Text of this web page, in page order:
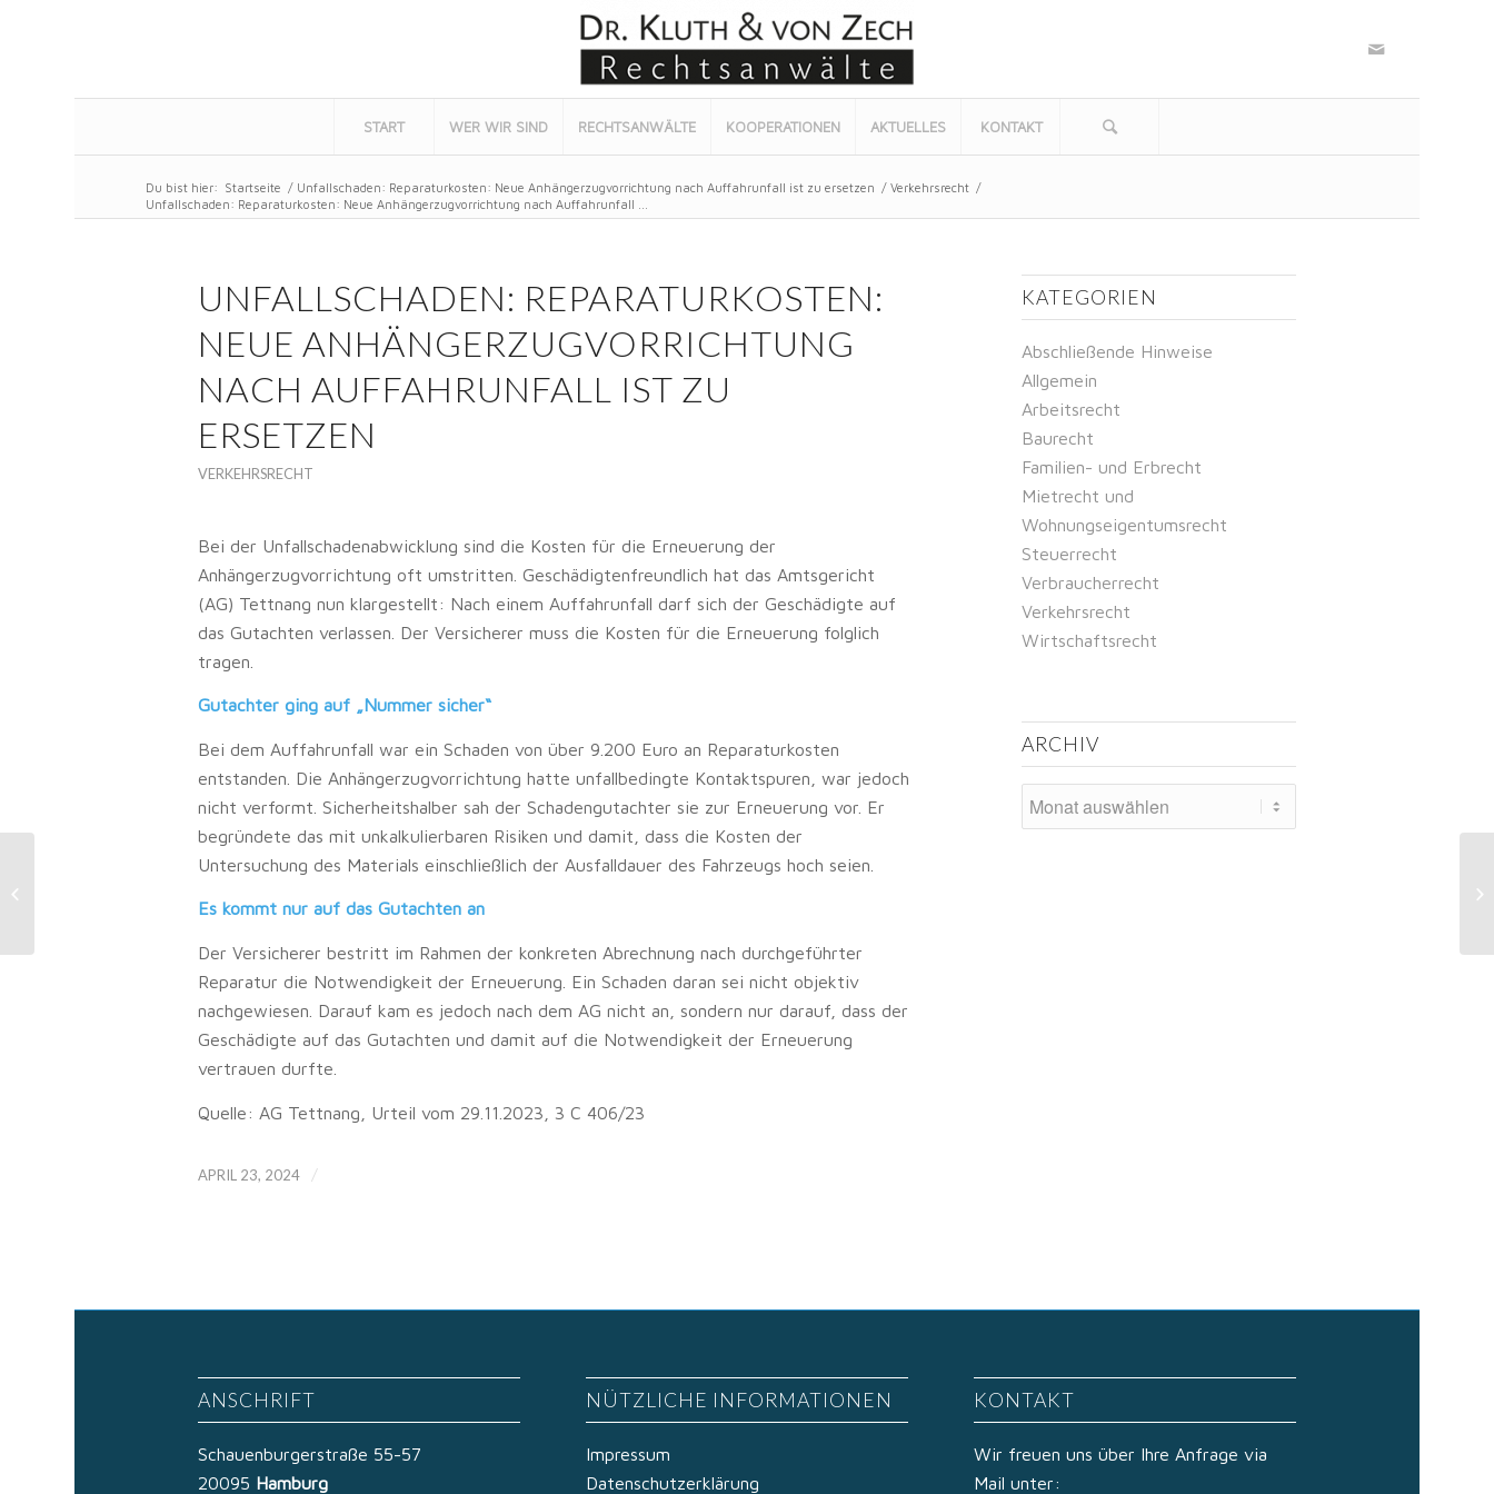
START WER WIR SIND RECHTSANWÄLTE KOOPERATIONEN AKTUELLES KONTAKT
Du bist hier: Startseite / Unfallschaden: Reparaturkosten: Neue Anhängerzugvorrichtung nach Auffahrunfall ist zu ersetzen / Verkehrsrecht /
Unfallschaden: Reparaturkosten: Neue Anhängerzugvorrichtung nach Auffahrunfall ...
UNFALLSCHADEN: REPARATURKOSTEN:
NEUE ANHÄNGERZUGVORRICHTUNG
NACH AUFFAHRUNFALL IST ZU
ERSETZEN
VERKEHRSRECHT
Bei der Unfallschadenabwicklung sind die Kosten für die Erneuerung der
Anhängerzugvorrichtung oft umstritten. Geschädigtenfreundlich hat das Amtsgericht
(AG) Tettnang nun klargestellt: Nach einem Auffahrunfall darf sich der Geschädigte auf
das Gutachten verlassen. Der Versicherer muss die Kosten für die Erneuerung folglich
tragen.
Gutachter ging auf „Nummer sicher“
Bei dem Auffahrunfall war ein Schaden von über 9.200 Euro an Reparaturkosten
entstanden. Die Anhängerzugvorrichtung hatte unfallbedingte Kontaktspuren, war jedoch
nicht verformt. Sicherheitshalber sah der Schadengutachter sie zur Erneuerung vor. Er
begründete das mit unkalkulierbaren Risiken und damit, dass die Kosten der
Untersuchung des Materials einschließlich der Ausfalldauer des Fahrzeugs hoch seien.
Es kommt nur auf das Gutachten an
Der Versicherer bestritt im Rahmen der konkreten Abrechnung nach durchgeführter
Reparatur die Notwendigkeit der Erneuerung. Ein Schaden daran sei nicht objektiv
nachgewiesen. Darauf kam es jedoch nach dem AG nicht an, sondern nur darauf, dass der
Geschädigte auf das Gutachten und damit auf die Notwendigkeit der Erneuerung
vertrauen durfte.
Quelle: AG Tettnang, Urteil vom 29.11.2023, 3 C 406/23
APRIL 23, 2024 /
KATEGORIEN
Abschließende Hinweise
Allgemein
Arbeitsrecht
Baurecht
Familien- und Erbrecht
Mietrecht und
Wohnungseigentumsrecht
Steuerrecht
Verbraucherrecht
Verkehrsrecht
Wirtschaftsrecht
ARCHIV
ANSCHRIFT
Schauenburgerstraße 55-57
20095 Hamburg
NÜTZLICHE INFORMATIONEN
Impressum
Datenschutzerklärung
KONTAKT
Wir freuen uns über Ihre Anfrage via
Mail unter:
Schadenersatz: Abschleppkosten: